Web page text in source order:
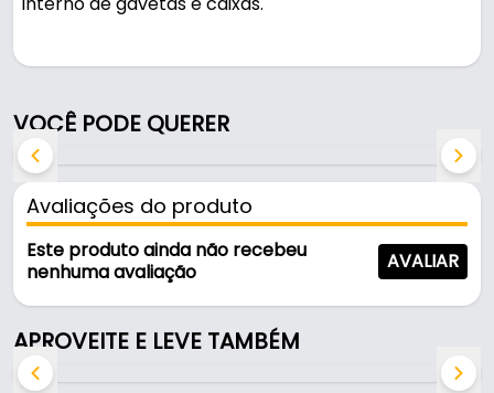
Fabricado em Poliestireno de alta resistência na
cor branca, é resistente e durável no uso diário.
Características:
- Marca: Ideal Pack
- Modelo: Og-043
- Material: Poliestireno de alta resistência
- Comprimento: 75,5 cm (ajuste mínimo 69,5 cm)
- Largura: 49,5 cm ( ajuste mínimo 43,5 cm)
- Altura: 5,5 mm
VOCÊ PODE QUERER
Avaliações do produto
Este produto ainda não recebeu
nenhuma avaliação
AVALIAR
APROVEITE E LEVE TAMBÉM